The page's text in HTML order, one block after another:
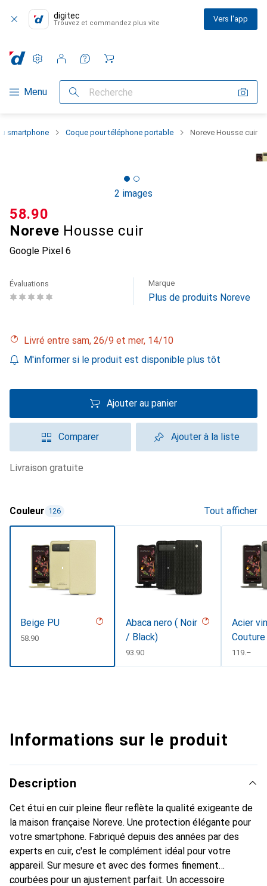
digitec
Trouvez et commandez plus vite Vers l'app
Navigation par catégorie
Menu Recherche
Paramètres
Compte client
Listes de comparaison
Listes d'envies
Panier
smartphone Coque pour téléphone portable Noreve Housse cuir
2 images
Noreve Housse cuir
Google Pixel 6
CHF
58.90
Évaluations Marque
Plus de produits Noreve
Livré entre sam, 26/9 et mer, 14/10
M'informer si le produit est disponible plus tôt
Ajouter au panier
Comparer Ajouter à la liste
livraison gratuite
Couleur 126 Tout afficher
Beige PU
CHF
58.90
Abaca nero ( Noir
/ Black)
CHF
93.90
Acier
Couture
CHF
119.–
Informations sur le produit
Description
Cet étui en cuir pleine fleur reflète la qualité exigeante de
la maison française Noreve. Une protection élégante pour
votre smartphone. Fabriqué depuis des années par des
experts en cuir, c'est le complément idéal pour votre
appareil. Sur mesure et avec des formes finement
courbées pour un ajustement parfait. Un accessoire